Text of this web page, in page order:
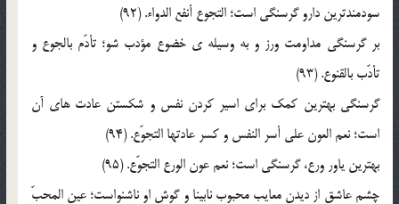
سودمندترين دارو گرسنگي است؛ التجوع أنفع الدواء. (92)
بر گرسنگي مداومت ورز و به وسيله ي خضوع مؤدب شو؛ تأدّم بالجوع و
تأدّب بالقنوع. (93)
گرسنگي بهترين کمک براي اسير کردن نفس و شکستن عادت هاي آن
است؛ نعم العون علي أسر النفس و کسر عادتها التجوّع. (94)
بهترين ياور ورع، گرسنگي است؛ نعم عون الورع التجوّع. (95)
چشم عاشق از ديدن معايب محبوب نابينا و گوش او ناشنواست؛ عين المحبّ